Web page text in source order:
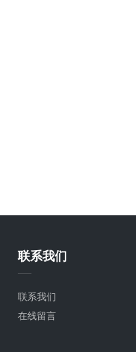
联系我们
联系我们
在线留言